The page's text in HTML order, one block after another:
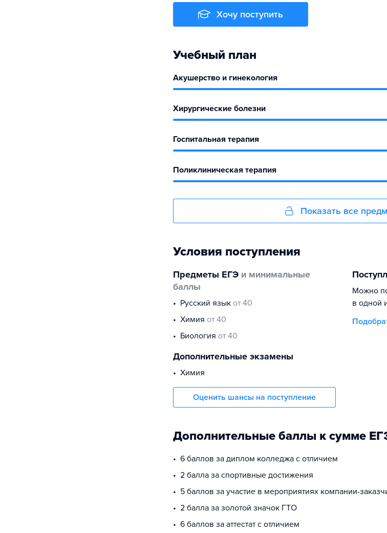
Хочу поступить
Учебный план
Акушерство и гинекология
Хирургические болезни
Госпитальная терапия
Поликлиническая терапия
Показать все
Условия поступления
Предметы ЕГЭ и минимальные
баллы
русский язык от 40
химия от 40
биология от 40
Дополнительные экзамены
Химия
Оценить шансы на поступление
Можно
в одной
Дополнительные баллы к сумме
6 баллов за диплом колледжа с отличием
2 балла за спортивные достижения
5 баллов за участие в мероприятиях компании-
2 балла за золотой значок ГТО
6 баллов за аттестат с отличием